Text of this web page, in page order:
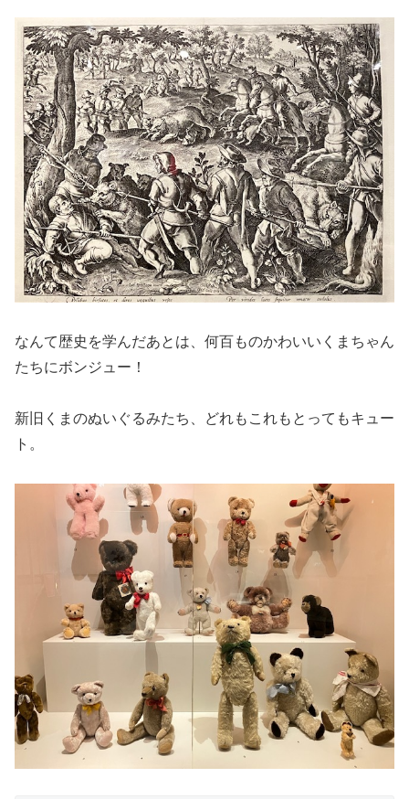
なんて歴史を学んだあとは、何百ものかわいいくまちゃん
たちにボンジュー！
新旧くまのぬいぐるみたち、どれもこれもとってもキュー
ト。